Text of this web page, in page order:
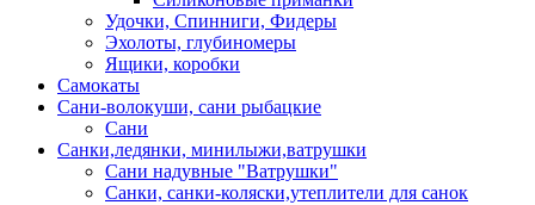
Удочки, Спинниги, Фидеры
Эхолоты, глубиномеры
Ящики, коробки
Самокаты
Сани-волокуши, сани рыбацкие
Сани
Санки,ледянки, минилыжи,ватрушки
Сани надувные "Ватрушки"
Санки, санки-коляски,утеплители для санок